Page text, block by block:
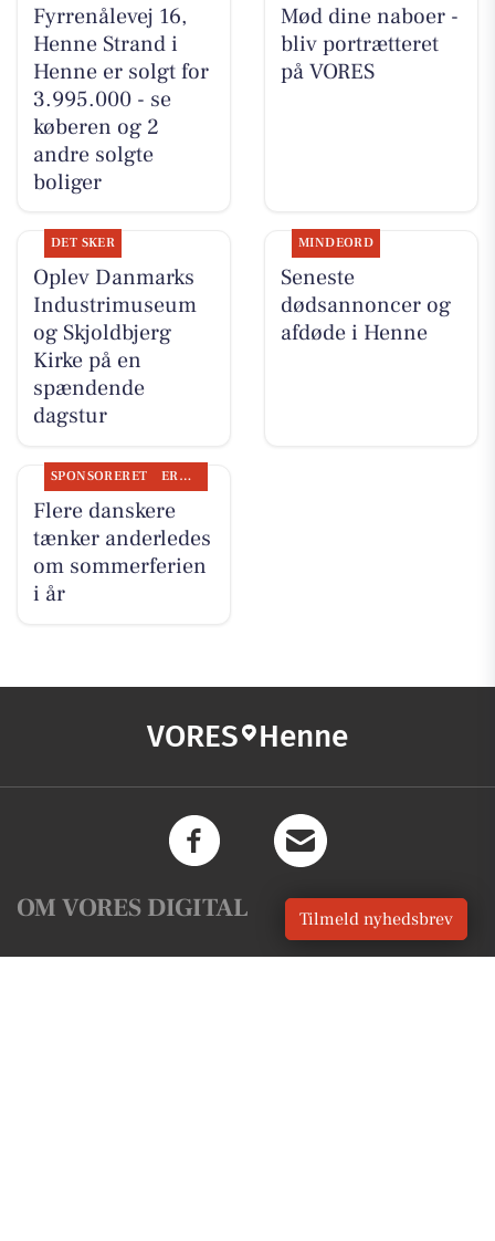
Fyrrenålevej 16,
Henne Strand i
Henne er solgt for
3.995.000 - se
køberen og 2
andre solgte
boliger
Mød dine naboer -
bliv portrætteret
på VORES
DET SKER
Oplev Danmarks
Industrimuseum
og Skjoldbjerg
Kirke på en
spændende
dagstur
MINDEORD
Seneste
dødsannoncer og
afdøde i Henne
SPONSORERET ERHVERV
Flere danskere
tænker anderledes
om sommerferien
i år
VORES Henne
OM VORES DIGITAL Tilmeld nyhedsbrev